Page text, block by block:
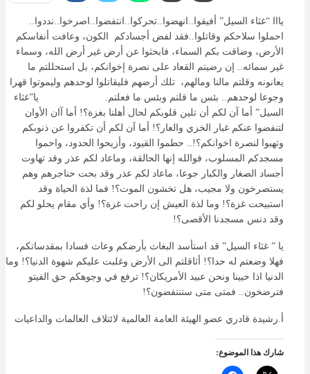
يااا “غثاء السيل” أفيقوا..انهضوا..تحركوا..انتفضوا..اصرخوا..نددوا..
احملوا سلاحكم وقاتلوا..فقد لفض أجسادكم الكون، وعافت أنفاسكم
الأرض، وضاقت بكم السماء، فابحثوا عن أرض غير أرض الله، وسماء
غير سمائه.. إن رضيتم القعاد على نصرة إخوانكم، بل استحللتم ما
يعانونه وقلتم مالنا ومالهم، تلك أرضهم فليقاتلوا لوحدهم وليموتوا قهرا
وجوعا لوحدهم.. بئس ما قلتم وبئس ما فعلتم. يا”غثاء
السيل” أما آن لكم أن تلين قلوبكم لحال أهلنا بغزة؟! أما آان الأوان
لتنفضوا عنكم غبار الخزي والعار؟! أما آن لكم أن تكفروا عن ذنوبكم
وتهبوا لنصرة اخوانكم؟!.. حطموا القيود، وأزيحوا الحدود، واحموا
مسجدكم المسلوب، فوالله إنها الحالقة، وماعاد لكم عذر وقد تهاوت
أجساد الصغار والكبار جوعا، ماعاد لكم عذر وقد بحت حناجرهم وهم
يستصرخون ولا مجيب، هل تخشون الموت؟! فما لذة الحياة وقد
استبيحت غزة؟! وما لذة العيش إن راحت غزة؟! وأي مقام يحلو لكم
وقد دنس مسجدنا الأقصى؟!
يا ” غثاء السيل” قد استأسد البغاث بأرضكم وعاث فسادا بمقدساتكم،
فهلا وضعتم له حدا؟! أثاقلتم الى الأرض وغلبت عليكم شهوة الدنيا؟! وما
الدنيا اذا حيينا ونحن عبيد الأمريكان؟! ترفع في وجوهكم حق الفيتو
فترضخون.. فمتى متى ستنتفضون؟!
أ.رشيدة قادري عضو الهيئة العامة العالمية لائتلاف العالمات والداعيات
شارك هذا الموضوع: